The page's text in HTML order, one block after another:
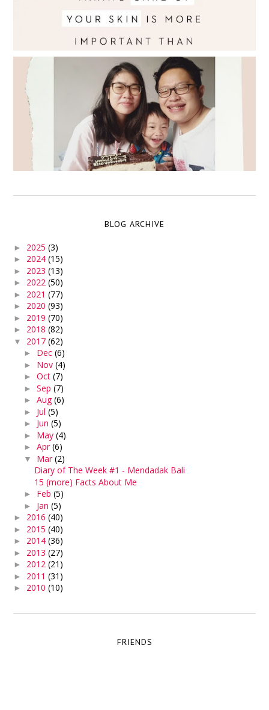
BLOG ARCHIVE
► 2025(3)
► 2024(15)
► 2023(13)
► 2022(50)
► 2021(77)
► 2020(93)
► 2019(70)
► 2018(82)
▼ 2017(62)
► Dec(6)
► Nov(4)
►Oct(7)
►Sep(7)
►Aug(6)
► Jul(5)
► Jun(5)
► May(4)
►Apr(6)
▼ Mar(2)
Diary of The Week #1 - Mendadak Bali
15 (more) Facts About Me
► Feb(5)
► Jan(5)
► 2016(40)
► 2015(40)
► 2014(36)
► 2013(27)
► 2012(21)
► 2011(31)
► 2010(10)
FRIENDS